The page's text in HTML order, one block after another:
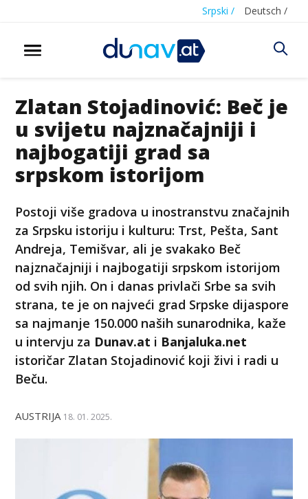
Srpski / Deutsch /
Zlatan Stojadinović: Beč je
u svijetu najznačajniji i
najbogatiji grad sa
srpskom istorijom
Postoji više gradova u inostranstvu značajnih
za Srpsku istoriju i kulturu: Trst, Pešta, Sant
Andreja, Temišvar, ali je svakako Beč
najznačajniji i najbogatiji srpskom istorijom
od svih njih. On i danas privlači Srbe sa svih
strana, te je on najveći grad Srpske dijaspore
sa najmanje 150.000 naših sunarodnika, kaže
u intervju za Dunav.at i Banjaluka.net
istoričar Zlatan Stojadinović koji živi i radi u
Beču.
AUSTRIJA 18. 01. 2025.